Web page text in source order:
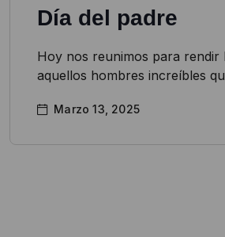
Día del padre
Hoy nos reunimos para rendir
aquellos hombres increíbles
Marzo 13, 2025